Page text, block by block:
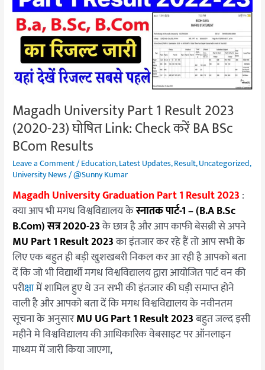
Magadh University Part 1 Result 2023
(2020-23) घोषित Link: Check करें BA BSc
BCom Results
Leave a Comment/Education,Latest Updates,Result,Uncategorized,
University News/@Sunny Kumar
Magadh University Graduation Part 1 Result 2023 :
क्या आप भी मगध विश्वविद्यालय केस्नातक पार्ट-1 – (B.A B.Sc
B.Com) सत्र 2020-23के छात्र है और आप काफी बेसब्री से अपने
MU Part 1 Result 2023का इंतजार कर रहे हैं तो आप सभी के
लिए एक बहुत ही बड़ी खुशखबरी निकल कर आ रही है आपको बता
दें कि जो भी विद्यार्थी मगध विश्वविद्यालय द्वारा आयोजित पार्ट वन की
परीक्षामें शामिल हुए थे उन सभी की इंतजार की घड़ी समाप्त होने
वाली है और आपको बता दें कि मगध विश्वविद्यालय के नवीनतम
सूचना के अनुसारMU UG Part 1 Result 2023बहुत जल्द इसी
महीने मे विश्वविद्यालय की आधिकारिक वेबसाइट पर ऑनलाइन
माध्यम में जारी किया जाएगा,
Result
2023
(2020-
23)
घोषित
Check
करें
BA
BSc
BCom